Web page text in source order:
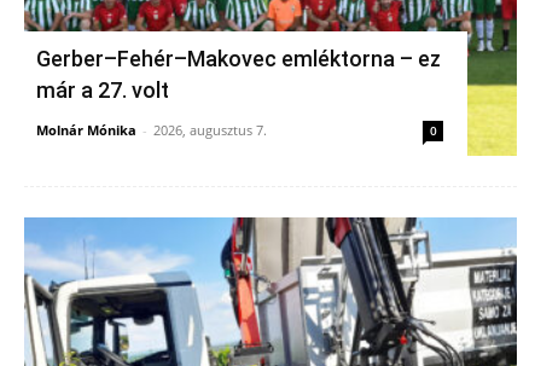
Gerber–Fehér–Makovec emléktorna – ez
már a 27. volt
Molnár Mónika - 2026, augusztus 7. 0